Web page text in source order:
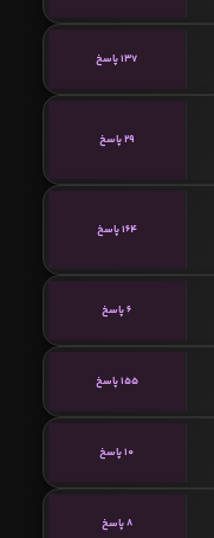
137 پاسخ
29 پاسخ
164 پاسخ
6 پاسخ
155 پاسخ
10 پاسخ
8 پاسخ